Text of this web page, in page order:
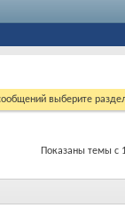
выберите
Показаны темы с